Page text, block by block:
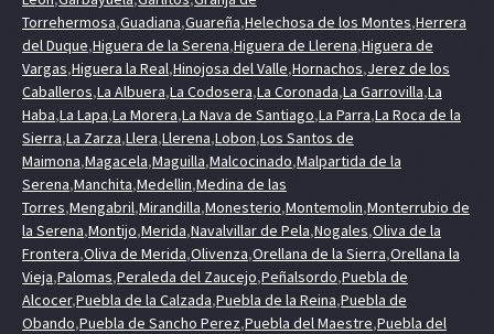
Torrehermosa,Guadiana,Guareña,Helechosa de los Montes,Herrera
del Duque,Higuera de la Serena,Higuera de Llerena,Higuera de
Vargas,Higuera la Real,Hinojosa del Valle,Hornachos,Jerez de los
Caballeros,La Albuera,La Codosera,La Coronada,La Garrovilla,La
Haba,La Lapa,La Morera,La Nava de Santiago,La Parra,La Roca de la
Sierra,La Zarza,Llera,Llerena,Lobon,Los Santos de
Maimona,Magacela,Maguilla,Malcocinado,Malpartida de la
Serena,Manchita,Medellin,Medina de las
Torres,Mengabril,Mirandilla,Monesterio,Montemolin,Monterrubio de
la Serena,Montijo,Merida,Navalvillar de Pela,Nogales,Oliva de la
Frontera,Oliva de Merida,Olivenza,Orellana de la Sierra,Orellana la
Vieja,Palomas,Peraleda del Zaucejo,Peñalsordo,Puebla de
Alcocer,Puebla de la Calzada,Puebla de la Reina,Puebla de
Obando,Puebla de Sancho Perez,Puebla del Maestre,Puebla del